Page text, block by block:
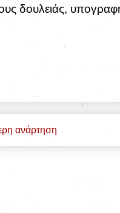
δουλειάς,
ανάρτηση